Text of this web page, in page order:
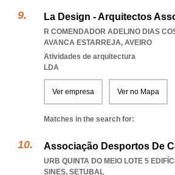
La Design - Arquitectos
R COMENDADOR ADELINO DIAS
AVANCA ESTARREJA, AVEIRO
Atividades de arquitectura
LDA
Ver empresa Ver no Mapa
Matches in the search for:
Associação Desportos De
URB QUINTA DO MEIO LOTE 5
SINES, SETUBAL